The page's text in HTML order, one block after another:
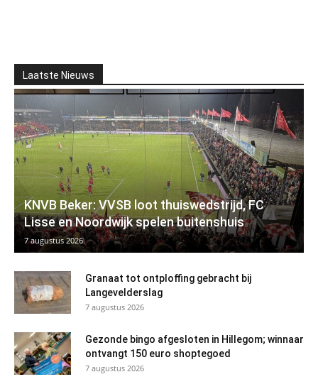
Laatste Nieuws
KNVB Beker: VVSB loot thuiswedstrijd, FC
Lisse en Noordwijk spelen buitenshuis
7 augustus 2026
Granaat tot ontploffing gebracht bij
Langevelderslag
7 augustus 2026
Gezonde bingo afgesloten in Hillegom; winnaar
ontvangt 150 euro shoptegoed
7 augustus 2026